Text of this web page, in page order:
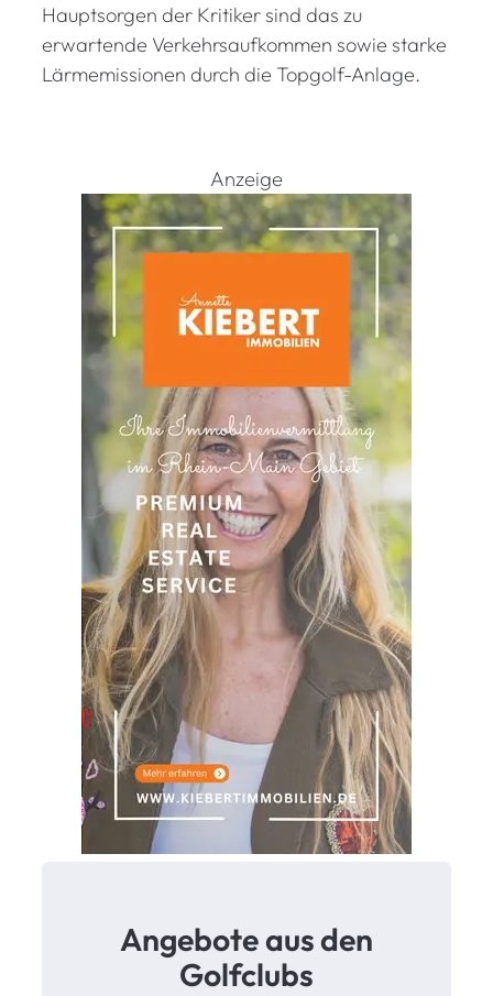
r
n
i
e
n
R
h
i
n
M
a
i
n
2
0
2
6
Hauptsorgen der Kritiker sind das zu
erwartende Verkehrsaufkommen sowie starke
Lärmemissionen durch die Topgolf-Anlage.
Anzeige
Angebote aus den
Golfclubs